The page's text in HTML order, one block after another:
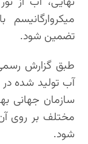
تضمین شود.
طبق گزارش
مختلف بر روی
شود.